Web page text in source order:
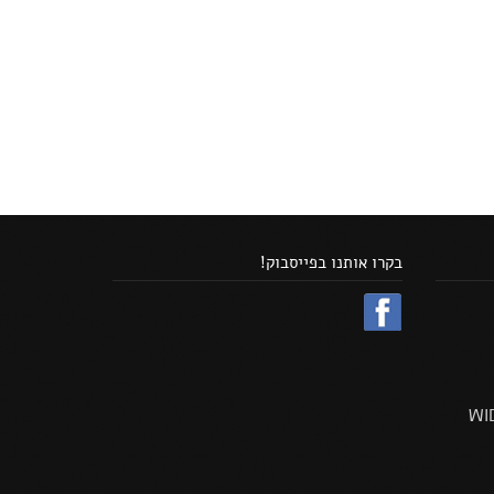
בקרו אותנו בפייסבוק!